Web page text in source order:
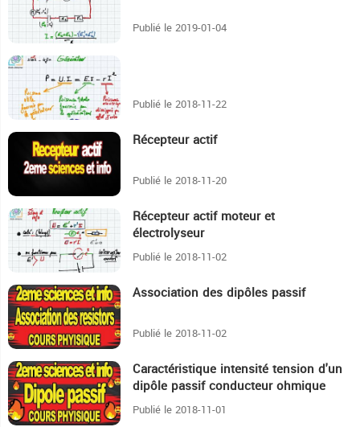
Publié le 2019-01-04
24:1
Publié le 2018-11-22
18:53 Récepteur actif
Publié le 2018-11-20
18:41 Récepteur actif moteur et
électrolyseur
Publié le 2018-11-02
21:34 Association des dipôles passif
Publié le 2018-11-02
18:24 Caractéristique intensité tension d'un
dipôle passif conducteur ohmique
Publié le 2018-11-01